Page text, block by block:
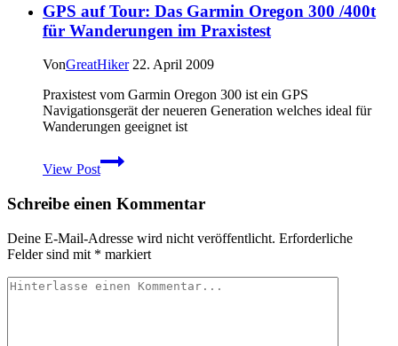
den
kanadischen
Rocky
Mountains
mit
mapitfirst
GPS auf Tour: Das Garmin Oregon 300 /400t
für Wanderungen im Praxistest
VonGreatHiker 22. April 2009
Praxistest vom Garmin Oregon 300 ist ein GPS
Navigationsgerät der neueren Generation welches ideal für
Wanderungen geeignet ist
View Post
GPS
auf
Das
Oregon
300
für
Schreibe einen Kommentar
Deine E-Mail-Adresse wird nicht veröffentlicht. Erforderliche
Felder sind mit * markiert